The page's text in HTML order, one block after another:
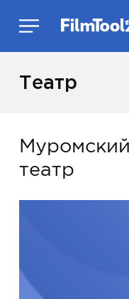
Театр
театр